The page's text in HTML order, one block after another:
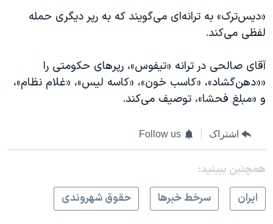
«دیس‌ترک» به ترانه‌ای می‌گویند که به رپر دیگری حمله
لفظی می‌کند.
آقای صالحی در ترانه «تیفوس»، رپرهای حکومتی را
««دهن‌گشاد»، «کاسب خون»، «کاسه لیس»، «غلام نظام»،
و «مبلغ فحشا»، توصیف می‌کند.
اشتراک Follow us
همچنبن ببینید:
ايران
سرخط خبرها حقوق شهروندی